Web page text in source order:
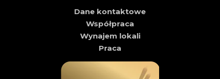
Dane kontaktowe
Współpraca
Wynajem lokali
Praca